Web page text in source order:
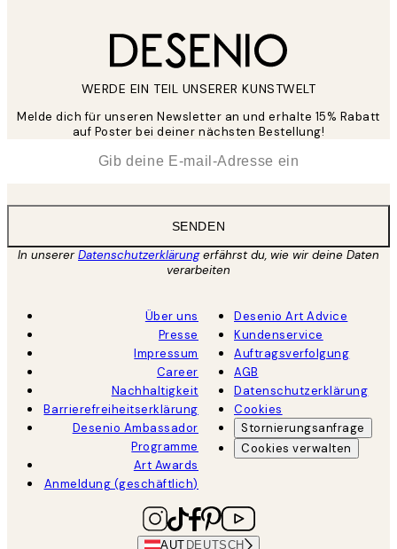
WERDE EIN TEIL UNSERER KUNSTWELT
Melde dich für unseren Newsletter an und erhalte 15% Rabatt
auf Poster bei deiner nächsten Bestellung!
SENDEN
In unsererDatenschutzerklärungerfährst du, wie wir deine Daten
verarbeiten
Über uns
Presse
Impressum
Career
Nachhaltigkeit
Barrierefreiheitserklärung
Desenio Ambassador
Programme
Art Awards
Anmeldung (geschäftlich)
Desenio Art Advice
Kundenservice
Auftragsverfolgung
AGB
Datenschutzerklärung
Cookies
Stornierungsanfrage
Cookies verwalten
AUT DEUTSCH